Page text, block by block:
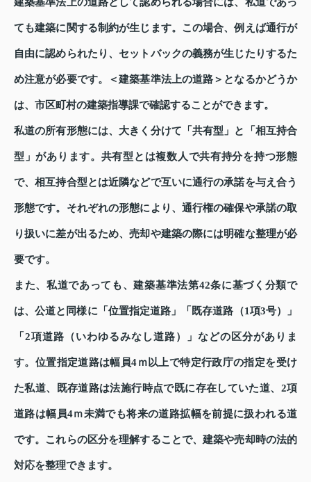
建築基準法上の道路として認められる場合には、私道であっ
ても建築に関する制約が生じます。この場合、例えば通行が
自由に認められたり、セットバックの義務が生じたりするた
め注意が必要です。＜建築基準法上の道路＞となるかどうか
は、市区町村の建築指導課で確認することができます。
私道の所有形態には、大きく分けて「共有型」と「相互持合
型」があります。共有型とは複数人で共有持分を持つ形態
で、相互持合型とは近隣などで互いに通行の承諾を与え合う
形態です。それぞれの形態により、通行権の確保や承諾の取
り扱いに差が出るため、売却や建築の際には明確な整理が必
要です。
また、私道であっても、建築基準法第42条に基づく分類で
は、公道と同様に「位置指定道路」「既存道路（1項3号）」
「2項道路（いわゆるみなし道路）」などの区分がありま
す。位置指定道路は幅員4ｍ以上で特定行政庁の指定を受け
た私道、既存道路は法施行時点で既に存在していた道、2項
道路は幅員4ｍ未満でも将来の道路拡幅を前提に扱われる道
です。これらの区分を理解することで、建築や売却時の法的
対応を整理できます。